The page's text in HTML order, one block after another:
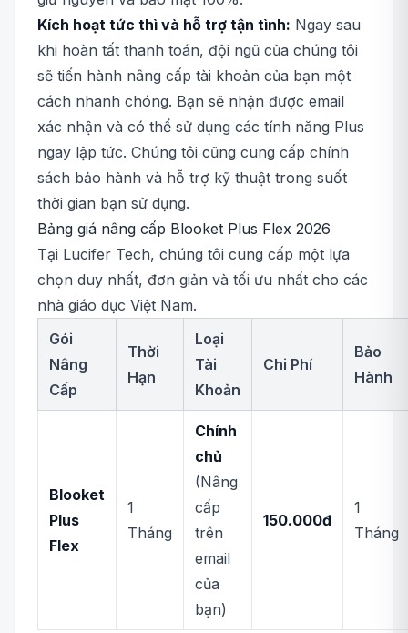
Kích hoạt tức thì và hỗ trợ tận tình: Ngay sau
khi hoàn tất thanh toán, đội ngũ của chúng tôi
sẽ tiến hành nâng cấp tài khoản của bạn một
cách nhanh chóng. Bạn sẽ nhận được email
xác nhận và có thể sử dụng các tính năng Plus
ngay lập tức. Chúng tôi cũng cung cấp chính
sách bảo hành và hỗ trợ kỹ thuật trong suốt
thời gian bạn sử dụng.
Bảng giá nâng cấp Blooket Plus Flex 2026
Tại Lucifer Tech, chúng tôi cung cấp một lựa
chọn duy nhất, đơn giản và tối ưu nhất cho các
nhà giáo dục Việt Nam.
Gói
Nâng
Cấp
Thời
Hạn
Loại
Tài
Khoản
Chi Phí
Bảo
Hành
Blooket
Plus
Flex
1
Tháng
Chính
chủ
(Nâng
cấp
trên
email
của
bạn)
150.000đ
1
Tháng